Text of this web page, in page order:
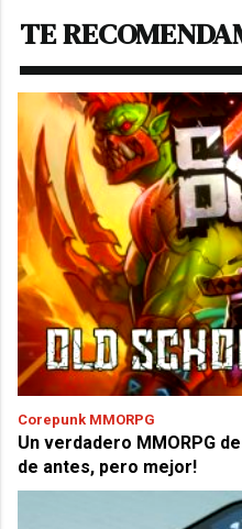
TE
Corepunk MMORPG
Un verdadero MMORPG
de antes, pero mejor!